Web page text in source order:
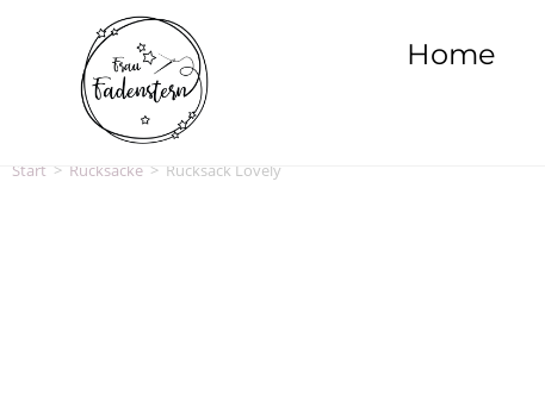
Home
Start > Rucksäcke > Rucksack Lovely